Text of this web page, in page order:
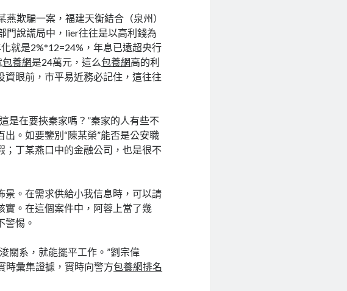
欺騙一案，福建天衡結合（泉州）
門說謊局中，lier往往是以高利錢為
就是2%*12=24%，年息已遠超央行
包養網是24萬元，這么包養網高的利
眼前，市平易近務必記住，這往往
是在要挾秦家嗎？”秦家的人有些不
。如要鑒別“陳某榮”能否是公安職
；丁某燕口中的金融公司，也是很不
景。在需求供給小我信息時，可以請
實。在這個案件中，阿蓉上當了幾
警惕。
關系，就能擺平工作。”劉宗偉
時彙集證據，實時向警方包養網排名